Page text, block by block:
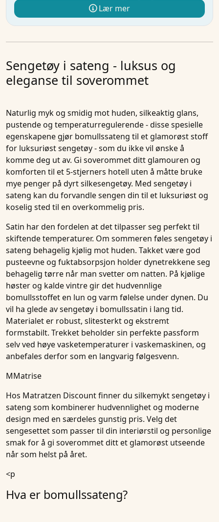
Lær mer
Sengetøy i sateng - luksus og
eleganse til soverommet
Naturlig myk og smidig mot huden, silkeaktig glans,
pustende og temperaturregulerende - disse spesielle
egenskapene gjør bomullssateng til et glamorøst stoff
for luksuriøst sengetøy - som du ikke vil ønske å
komme deg ut av. Gi soverommet ditt glamouren og
komforten til et 5-stjerners hotell uten å måtte bruke
mye penger på dyrt silkesengetøy. Med sengetøy i
sateng kan du forvandle sengen din til et luksuriøst og
koselig sted til en overkommelig pris.
Satin har den fordelen at det tilpasser seg perfekt til
skiftende temperaturer. Om sommeren føles sengetøy i
sateng behagelig kjølig mot huden. Takket være god
pusteevne og fuktabsorpsjon holder dynetrekkene seg
behagelig tørre når man svetter om natten. På kjølige
høster og kalde vintre gir det hudvennlige
bomullsstoffet en lun og varm følelse under dynen. Du
vil ha glede av sengetøy i bomullssatin i lang tid.
Materialet er robust, slitesterkt og ekstremt
formstabilt. Trekket beholder sin perfekte passform
selv ved høye vasketemperaturer i vaskemaskinen, og
anbefales derfor som en langvarig følgesvenn.
MMatrise
Hos Matratzen Discountfinner du silkemykt sengetøy i
sateng som kombinerer hudvennlighet og moderne
design med en særdeles gunstig pris. Velg det
sengesettet som passer til din interiørstil og personlige
smak for å gi soverommet ditt et glamorøst utseende
når som helst på året.
<p
Hva er bomullssateng?